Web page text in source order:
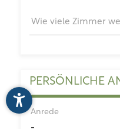
Wie viele Zimmer
PERSÖNLICHE
Anrede